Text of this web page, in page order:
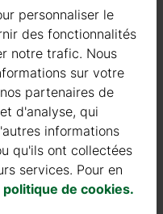
le bâtiment. Les
un choix populaire pour
y compris la
conditions sont
de consulter un
un ingénieur en structures
solution pour votre
répond aux
de stabilité et de
personnaliser le
des fonctionnalités
notre trafic. Nous
sur votre
partenaires de
d'analyse, qui
informations
qu'ils ont collectées
services. Pour en
politique de cookies.